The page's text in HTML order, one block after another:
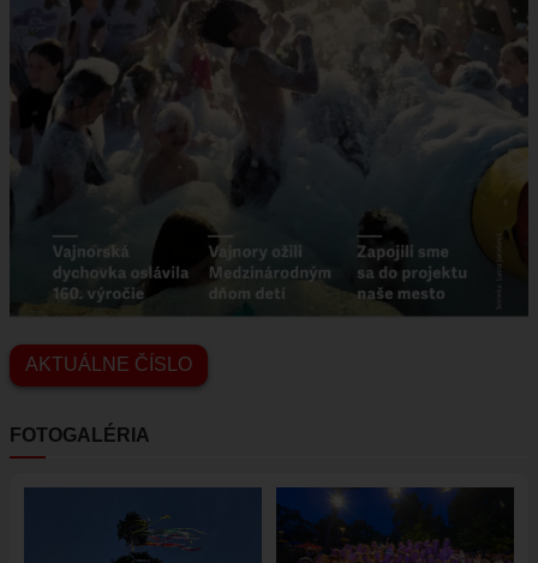
AKTUÁLNE ČÍSLO
FOTOGALÉRIA
Obrázok